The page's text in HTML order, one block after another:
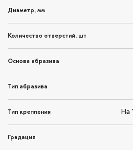
Диаметр, мм
Количество отверстий, шт
Основа абразива
Тип абразива
Тип крепления На
Градация